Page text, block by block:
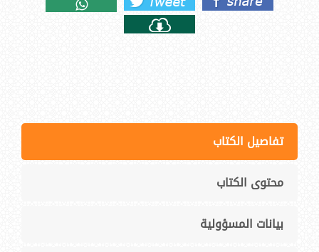
تفاصيل الكتاب
محتوى الكتاب
بيانات المسؤولية